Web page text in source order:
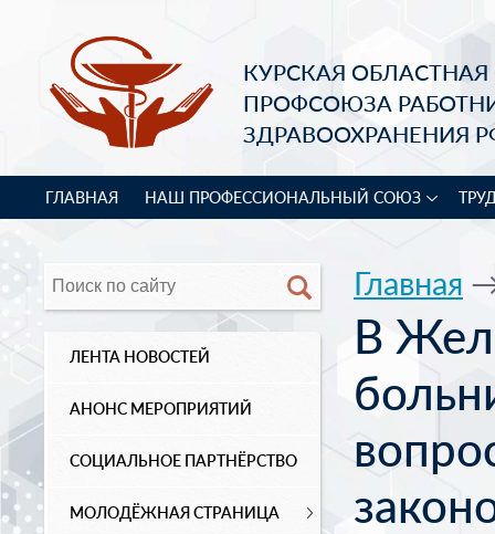
КУРСКАЯ
ПРОФСОЮЗА
ЗДРАВООХРАНЕНИЯ
ГЛАВНАЯ НАШ ПРОФЕССИОНАЛЬНЫЙ СОЮЗ
ЛЕНТА НОВОСТЕЙ
АНОНС МЕРОПРИЯТИЙ
СОЦИАЛЬНОЕ ПАРТНЁРСТВО
МОЛОДЁЖНАЯ СТРАНИЦА
Главная
В